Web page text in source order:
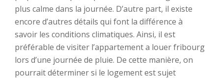
plus calme dans la journée. D’autre part, il existe
encore d’autres détails qui font la différence à
savoir les conditions climatiques. Ainsi, il est
préférable de visiter l’appartement a louer fribourg
lors d’une journée de pluie. De cette manière, on
pourrait déterminer si le logement est sujet